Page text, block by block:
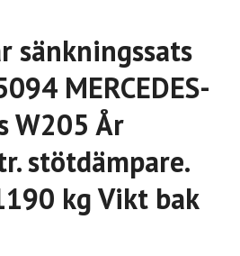
sänkningssats
MERCEDES-
W205 År
stötdämpare.
kg Vikt bak